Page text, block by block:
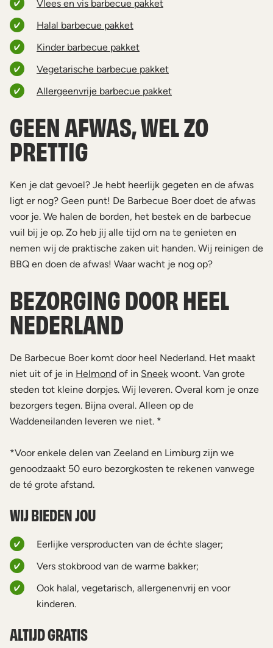
Vlees en vis barbecue pakket
Halal barbecue pakket
Kinder barbecue pakket
Vegetarische barbecue pakket
Allergeenvrije barbecue pakket
GEEN AFWAS, WEL ZO
PRETTIG
Ken je dat gevoel? Je hebt heerlijk gegeten en de afwas
ligt er nog? Geen punt! De Barbecue Boer doet de afwas
voor je. We halen de borden, het bestek en de barbecue
vuil bij je op. Zo heb jij alle tijd om na te genieten en
nemen wij de praktische zaken uit handen. Wij reinigen de
BBQ en doen de afwas! Waar wacht je nog op?
BEZORGING DOOR HEEL
NEDERLAND
De Barbecue Boer komt door heel Nederland. Het maakt
niet uit of je in Helmond of in Sneek woont. Van grote
steden tot kleine dorpjes. Wij leveren. Overal kom je onze
bezorgers tegen. Bijna overal. Alleen op de
Waddeneilanden leveren we niet. *
*Voor enkele delen van Zeeland en Limburg zijn we
genoodzaakt 50 euro bezorgkosten te rekenen vanwege
de té grote afstand.
WIJ BIEDEN JOU
Eerlijke versproducten van de échte slager;
Vers stokbrood van de warme bakker;
Ook halal, vegetarisch, allergenenvrij en voor
kinderen.
ALTIJD GRATIS